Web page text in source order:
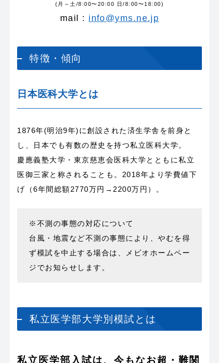
(月～土/8:00〜20:00 日/8:00〜18:00)
mail : info@yms.ne.jp
特徴・傾向
日本医科大学とは
1876年(明治9年)に創設された済生学舎を前身と
し、日本でも有数の歴史を持つ私立医科大学。
慶應義塾大学・東京慈恵会医科大学とともに私立
医御三家と称されることも。2018年より学費値下
げ（6年間総額2770万円→2200万円）。
※不測の事態の対応について
台風・地震など不測の事態により、やむを得
ず模試を中止する場合は、メビオホームペー
ジでお知らせします。
私立医学部大学別模試とは
私立医学部入試は、今もなお超・難関